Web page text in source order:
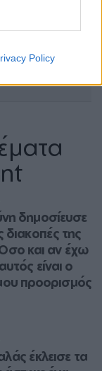
Policy
δημοσίευσε
διακοπές της
και αν έχω
είναι ο
προορισμός
έκλεισε τα